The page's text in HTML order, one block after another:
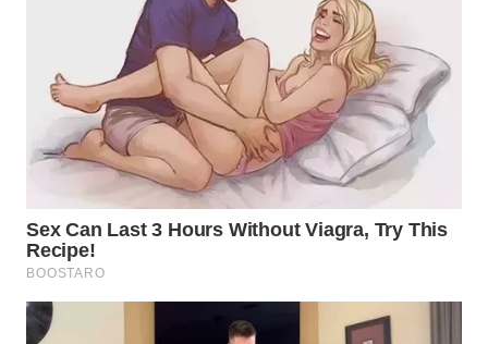
LANGKAT
WN
TAPANULI
WN
TANJUNG